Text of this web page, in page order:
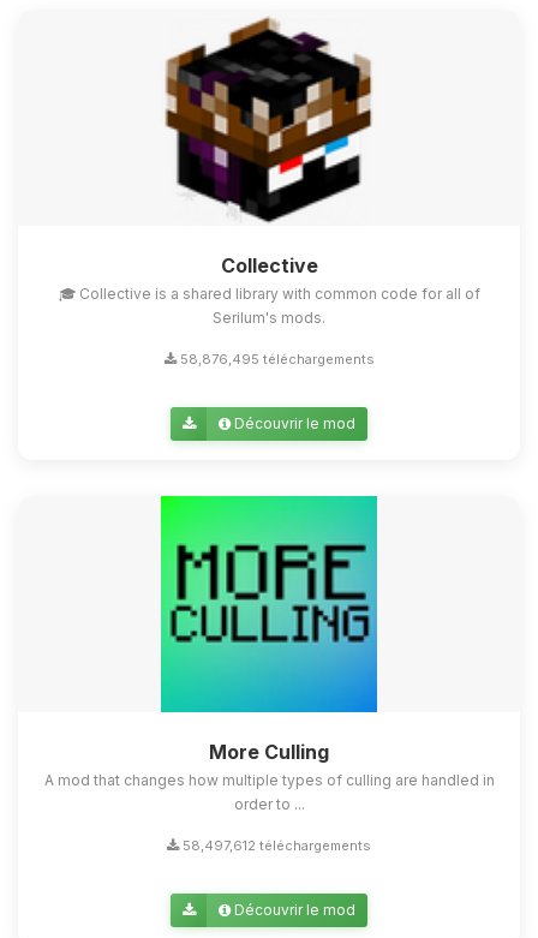
Collective
🎓 Collective is a shared library with common code for all of
Serilum's mods.
58,876,495 téléchargements
Découvrir le mod
More Culling
A mod that changes how multiple types of culling are handled in
order to ...
58,497,612 téléchargements
Découvrir le mod